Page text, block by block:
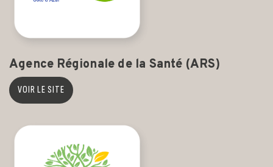
Agence Régionale de la Santé (ARS)
VOIR LE SITE